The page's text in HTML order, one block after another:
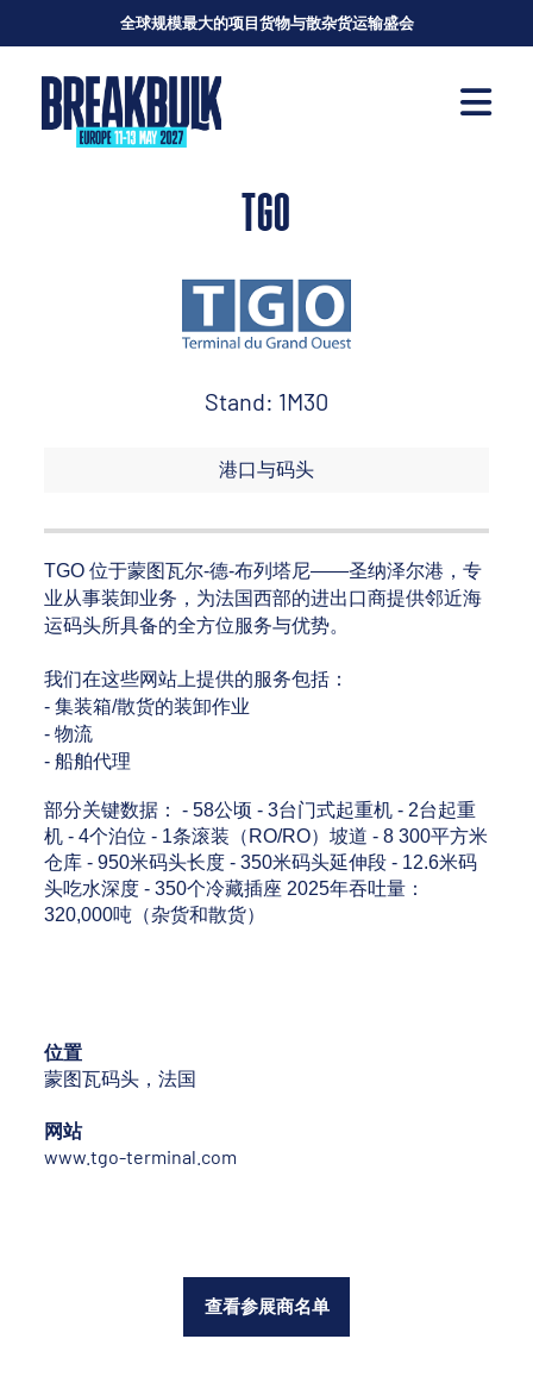
全球规模最大的项目货物与散杂货运输盛会
TGO
Stand: 1M30
港口与码头
TGO 位于蒙图瓦尔-德-布列塔尼——圣纳泽尔港，专
业从事装卸业务，为法国西部的进出口商提供邻近海
运码头所具备的全方位服务与优势。
我们在这些网站上提供的服务包括：
- 集装箱/散货的装卸作业
- 物流
- 船舶代理
部分关键数据： - 58公顷 - 3台门式起重机 - 2台起重
机 - 4个泊位 - 1条滚装（RO/RO）坡道 - 8 300平方米
仓库 - 950米码头长度 - 350米码头延伸段 - 12.6米码
头吃水深度 - 350个冷藏插座 2025年吞吐量：
320,000吨（杂货和散货）
位置
蒙图瓦码头，法国
网站
www.tgo-terminal.com
查看参展商名单